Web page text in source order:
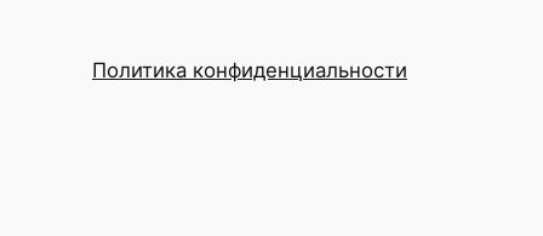
Политика конфиденциальности